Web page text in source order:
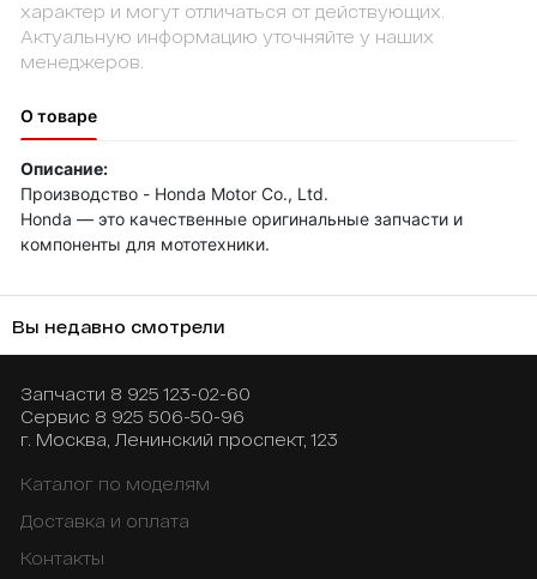
характер и могут отличаться от действующих.
Актуальную информацию уточняйте у наших
менеджеров.
О товаре
Описание:
Производство - Honda Motor Co., Ltd.
Honda — это качественные оригинальные запчасти и
компоненты для мототехники.
Вы недавно смотрели
Запчасти 8 925 123-02-60
Сервис 8 925 506-50-96
г. Москва, Ленинский проспект, 123
Каталог по моделям
Доставка и оплата
Контакты